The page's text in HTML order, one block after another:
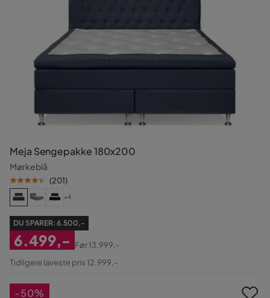
Meja Sengepakke 180x200
Mørkeblå
(201)
+4
DU SPARER: 6.500,-
Nedsat
6.499,-
Original
Før13.999,-
Tidligere laveste pris 12.999,-
-50%